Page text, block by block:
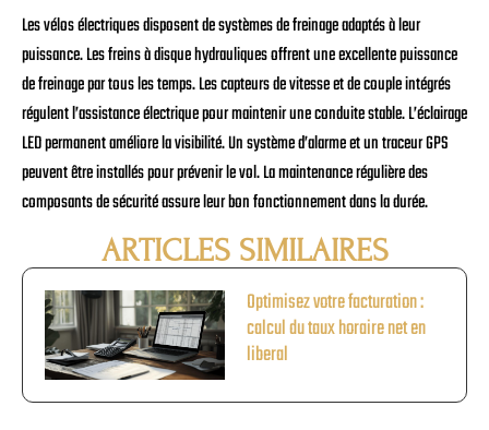
ARTICLES SIMILAIRES
Optimisez votre facturation :
calcul du taux horaire net en
liberal
Les vélos électriques disposent de systèmes de freinage adaptés à leur
puissance. Les freins à disque hydrauliques offrent une excellente puissance
de freinage par tous les temps. Les capteurs de vitesse et de couple intégrés
régulent l’assistance électrique pour maintenir une conduite stable. L’éclairage
LED permanent améliore la visibilité. Un système d’alarme et un traceur GPS
peuvent être installés pour prévenir le vol. La maintenance régulière des
composants de sécurité assure leur bon fonctionnement dans la durée.